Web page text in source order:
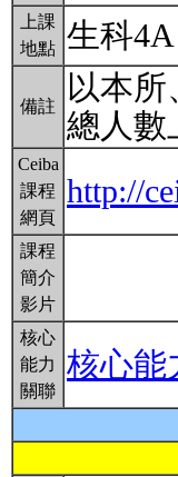
上課
地點 生科4A
備註
以本所
總人數
Ceiba
課程
網頁
http://
課程
簡介
影片
核心
能力
關聯
核心能